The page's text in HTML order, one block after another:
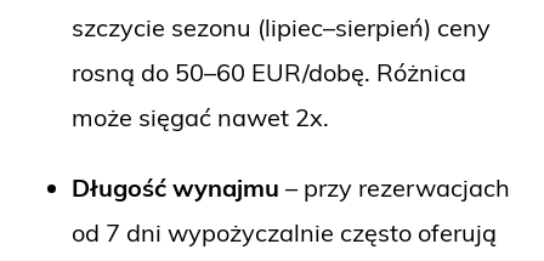
szczycie sezonu (lipiec–sierpień) ceny
rosną do 50–60 EUR/dobę. Różnica
może sięgać nawet 2x.
Długość wynajmu – przy rezerwacjach
od 7 dni wypożyczalnie często oferują